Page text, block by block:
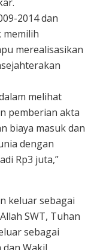
2014 dan
memilih
merealisasikan
melihat
pemberian akta
biaya masuk dan
dengan
Rp3 juta,”
keluar sebagai
SWT, Tuhan
sebagai